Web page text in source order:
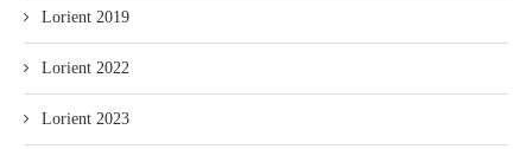
Lorient 2019
Lorient 2022
Lorient 2023